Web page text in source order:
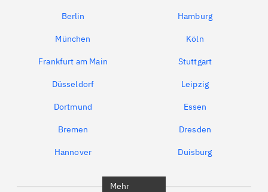
Berlin Hamburg
München Köln
Frankfurt am Main Stuttgart
Düsseldorf Leipzig
Dortmund Essen
Bremen Dresden
Hannover Duisburg
Mehr